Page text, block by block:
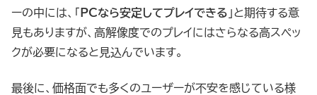
ーの中には、「 PCなら安定してプレイできる 」と期待する意
見もありますが、高解像度でのプレイにはさらなる高スペッ
クが必要になると見込んでいます。
最後に、価格面でも多くのユーザーが不安を感じている様